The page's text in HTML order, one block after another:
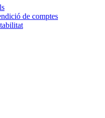
de comptes